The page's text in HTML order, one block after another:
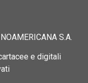
S.A.
e digitali